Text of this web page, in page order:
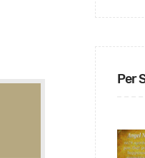
Per